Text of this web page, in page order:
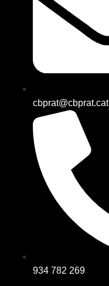
cbprat@cbprat.cat
934 782 269